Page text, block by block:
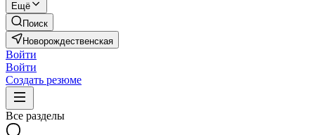
Ещё
Поиск
Новорождественская
Войти
Войти
Создать резюме
Все разделы